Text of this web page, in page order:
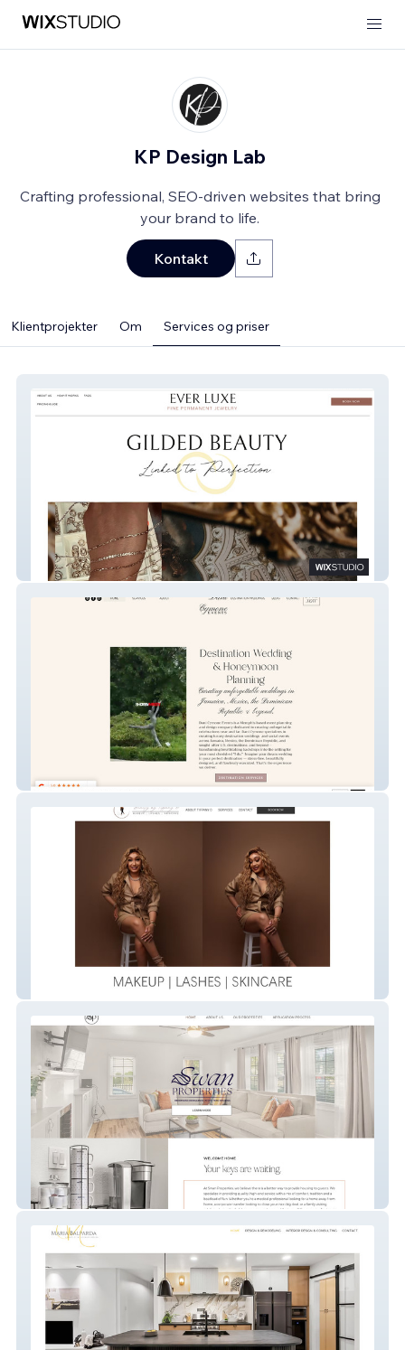
KP Design Lab
Crafting professional, SEO-driven websites that bring
your brand to life.
Kontakt
Klientprojekter Om Services og priser
Ever Luxe Permanent Jewelry
Dani Cymone Events
Beauty By Tiffany D
Swan Properties